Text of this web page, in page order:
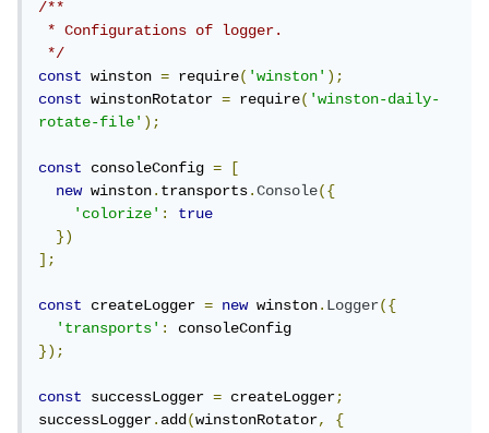
/**
* Configurations of logger.
*/
const winston = require('winston');
const winstonRotator = require('winston-daily-
rotate-file');
const consoleConfig =
[
new winston.transports.Console({
'colorize':
true
})
];
const createLogger = new winston.Logger({
'transports':
});
const successLogger = createLogger;
successLogger.add(winstonRotator,
{